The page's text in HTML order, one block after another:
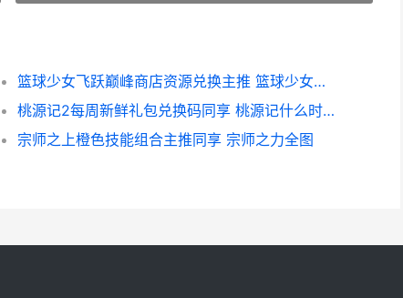
篮球少女飞跃巅峰商店资源兑换主推 篮球少女飞跃巅峰
桃源记2每周新鲜礼包兑换码同享 桃源记什么时候正式上线
宗师之上橙色技能组合主推同享 宗师之力全图